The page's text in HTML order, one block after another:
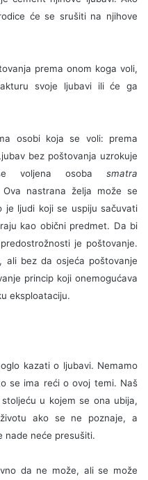
će se srušiti na njihove
prema onom koga voli,
svoje ljubavi ili će ga
osobi koja se voli: prema
bez poštovanja uzrokuje
voljena osoba smatra
Ova nastrana želja može se
je ljudi koji se uspiju sačuvati
kao obični predmet. Da bi
je poštovanje.
ali bez da osjeća poštovanje
princip koji onemogućava
eksploataciju.
kazati o ljubavi. Nemamo
se ima reći o ovoj temi. Naš
u kojem se ona ubija,
ako se ne poznaje, a
nade neće presušiti.
da ne može, ali se može